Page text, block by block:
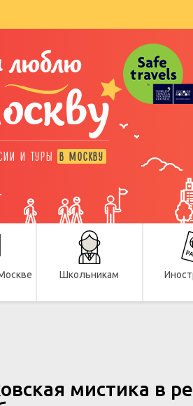
люблю
И ТУРЫ В МОСКВУ
Школьникам
мистика в